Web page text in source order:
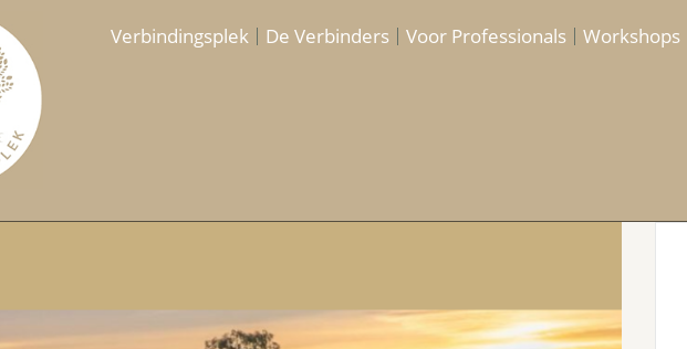
Verbindingsplek De Verbinders Voor Professionals Workshops